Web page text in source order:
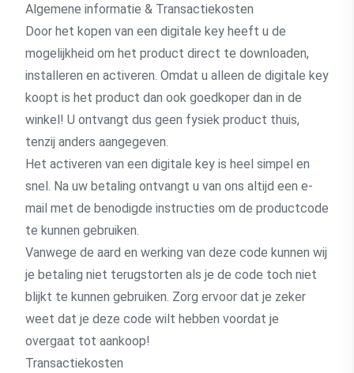
Algemene informatie & Transactiekosten
Door het kopen van een digitale key heeft u de
mogelijkheid om het product direct te downloaden,
installeren en activeren. Omdat u alleen de digitale key
koopt is het product dan ook goedkoper dan in de
winkel! U ontvangt dus geen fysiek product thuis,
tenzij anders aangegeven.
Het activeren van een digitale key is heel simpel en
snel. Na uw betaling ontvangt u van ons altijd een e-
mail met de benodigde instructies om de productcode
te kunnen gebruiken.
Vanwege de aard en werking van deze code kunnen wij
je betaling niet terugstorten als je de code toch niet
blijkt te kunnen gebruiken. Zorg ervoor dat je zeker
weet dat je deze code wilt hebben voordat je
overgaat tot aankoop!
Transactiekosten